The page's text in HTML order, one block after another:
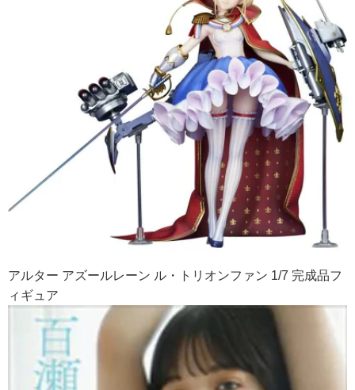
アルター アズールレーン ル・トリオンファン 1/7 完成品フ
ィギュア